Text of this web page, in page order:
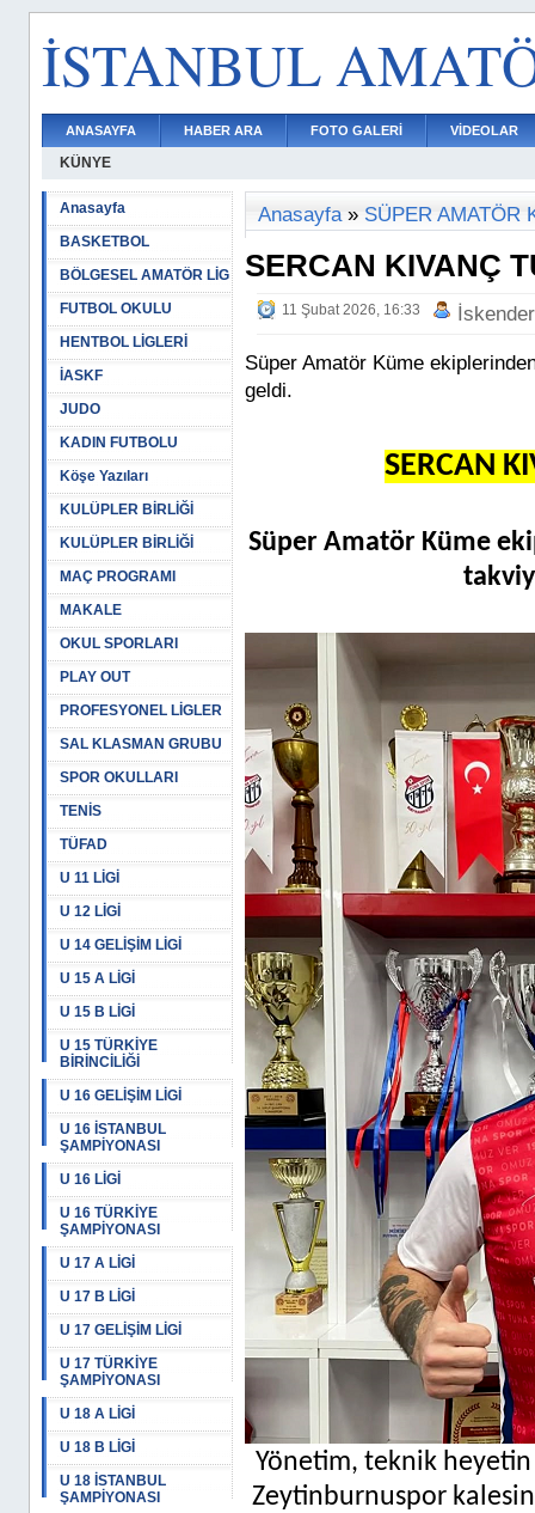
İSTANBUL
ANASAYFA HABER ARA FOTO GALERİ VİDEOLAR
KÜNYE
Anasayfa
BASKETBOL
BÖLGESEL AMATÖR LİG
FUTBOL OKULU
HENTBOL LİGLERİ
İASKF
JUDO
KADIN FUTBOLU
Köşe Yazıları
KULÜPLER BİRLİĞİ
KULÜPLER BİRLİĞİ
MAÇ PROGRAMI
MAKALE
OKUL SPORLARI
PLAY OUT
PROFESYONEL LİGLER
SAL KLASMAN GRUBU
SPOR OKULLARI
TENİS
TÜFAD
U 11 LİGİ
U 12 LİGİ
U 14 GELİŞİM LİGİ
U 15 A LİGİ
U 15 B LİGİ
U 15 TÜRKİYE
BİRİNCİLİĞİ
U 16 GELİŞİM LİGİ
U 16 İSTANBUL
ŞAMPİYONASI
U 16 LİGİ
U 16 TÜRKİYE
ŞAMPİYONASI
U 17 A LİGİ
U 17 B LİGİ
U 17 GELİŞİM LİGİ
U 17 TÜRKİYE
ŞAMPİYONASI
U 18 A LİGİ
U 18 B LİGİ
U 18 İSTANBUL
ŞAMPİYONASI
Anasayfa» SÜPER AMATÖR
SERCAN KIVANÇ
11 Şubat 2026, 16:33
Süper Amatör Küme
geldi.
SERCAN
Süper Amatör Küme
Yönetim, teknik
Zeytinburnuspor